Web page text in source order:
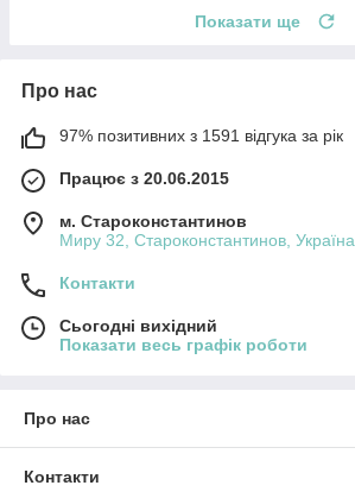
Показати ще
Про нас
97% позитивних з 1591 відгука за рік
Працює з 20.06.2015
м. Староконстантинов
Миру 32, Староконстантинов, Україна
Контакти
Сьогодні вихідний
Показати весь графік роботи
Про нас
Контакти